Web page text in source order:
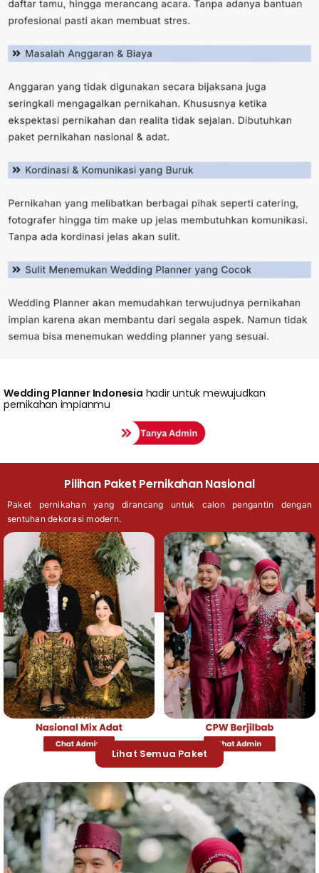
Wedding Planner Indonesia hadir untuk mewujudkan
pernikahan impianmu
Pilihan Paket Pernikahan Nasional
Paket pernikahan yang dirancang untuk calon pengantin dengan
sentuhan dekorasi modern.
Lihat Semua Paket